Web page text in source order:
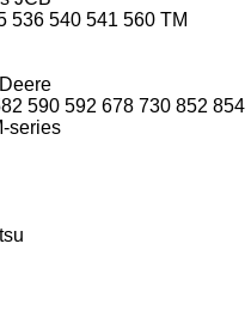
536 540 541 560 TM
590 592 678 730 852 854
series